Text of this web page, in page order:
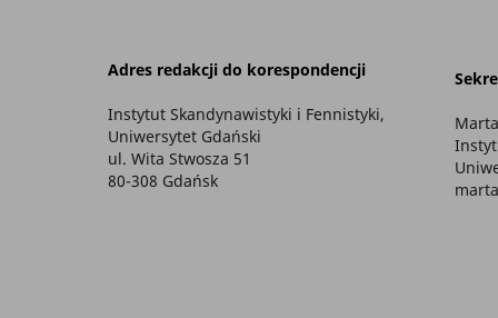
Adres redakcji do korespondencji
Instytut Skandynawistyki i Fennistyki,
Uniwersytet Gdański
ul. Wita Stwosza 51
80-308 Gdańsk